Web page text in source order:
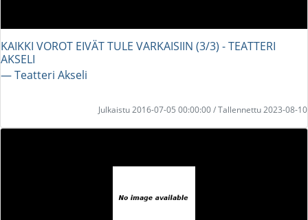
KAIKKI VOROT EIVÄT TULE VARKAISIIN (3/3) - TEATTERI
AKSELI
― Teatteri Akseli
Julkaistu 2016-07-05 00:00:00 / Tallennettu 2023-08-10